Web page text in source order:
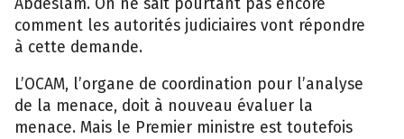
Abdeslam. On ne sait pourtant pas encore
comment les autorités judiciaires vont répondre
à cette demande.
L’OCAM, l’organe de coordination pour l’analyse
de la menace, doit à nouveau évaluer la
menace. Mais le Premier ministre est toutefois